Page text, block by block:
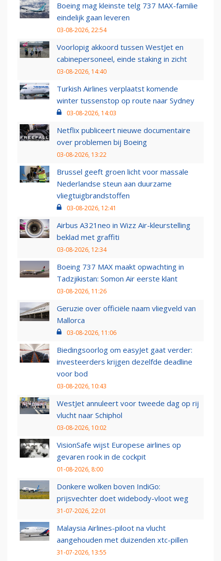
Boeing mag kleinste telg 737 MAX-familie
eindelijk gaan leveren
03-08-2026, 22:54
Voorlopig akkoord tussen WestJet en
cabinepersoneel, einde staking in zicht
03-08-2026, 14:40
Turkish Airlines verplaatst komende
winter tussenstop op route naar Sydney
03-08-2026, 14:03
Netflix publiceert nieuwe documentaire
over problemen bij Boeing
03-08-2026, 13:22
Brussel geeft groen licht voor massale
Nederlandse steun aan duurzame
vliegtuigbrandstoffen
03-08-2026, 12:41
Airbus A321neo in Wizz Air-kleurstelling
beklad met graffiti
03-08-2026, 12:34
Boeing 737 MAX maakt opwachting in
Tadzjikistan: Somon Air eerste klant
03-08-2026, 11:26
Geruzie over officiële naam vliegveld van
Mallorca
03-08-2026, 11:06
Biedingsoorlog om easyJet gaat verder:
investeerders krijgen dezelfde deadline
voor bod
03-08-2026, 10:43
WestJet annuleert voor tweede dag op rij
vlucht naar Schiphol
03-08-2026, 10:02
VisionSafe wijst Europese airlines op
gevaren rook in de cockpit
01-08-2026, 8:00
Donkere wolken boven IndiGo:
prijsvechter doet widebody-vloot weg
31-07-2026, 22:01
Malaysia Airlines-piloot na vlucht
aangehouden met duizenden xtc-pillen
31-07-2026, 13:55